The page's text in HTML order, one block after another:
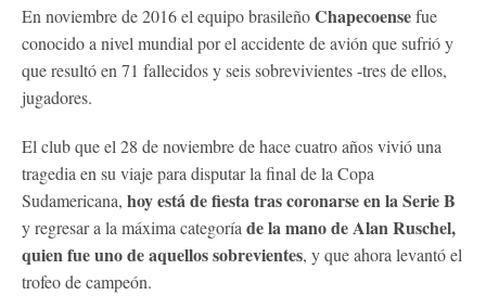
En noviembre de 2016 el equipo brasileñoChapecoensefue
conocido a nivel mundial por el accidente de avión que sufrió y
que resultó en 71 fallecidos y seis sobrevivientes -tres de ellos,
jugadores.
El club que el 28 de noviembre de hace cuatro años vivió una
tragedia en su viaje para disputar la final de la Copa
Sudamericana, hoy está de fiesta tras coronarse en la Serie B
y regresar a la máxima categoría de la mano de Alan Ruschel,
quien fue uno de aquellos sobrevientes, y que ahora levantó el
trofeo de campeón.